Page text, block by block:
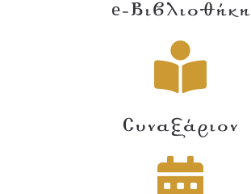
e-Βιβλιοθήκη
Συναξάριον